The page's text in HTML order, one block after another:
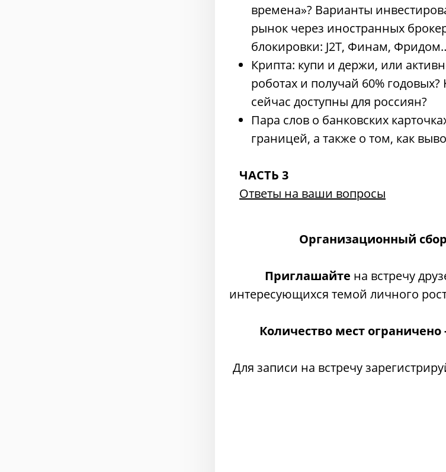
времена»? Варианты
рынок через иностранных
блокировки: J2T, Финам,
Крипта: купи и держи, или
роботах и получай 60%
сейчас доступны для россиян?
Пара слов о банковских
границей, а также о том, как
ЧАСТЬ 3
Ответы на ваши вопросы
Организационный сбор
Приглашайте на встречу
интересующихся темой личного
Количество мест ограничено
Для записи на встречу